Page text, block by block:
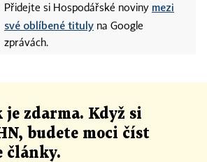
Přidejte si Hospodářské noviny mezi
své oblíbené tituly na Google
zprávách.
je zdarma. Když si
budete moci číst
články.